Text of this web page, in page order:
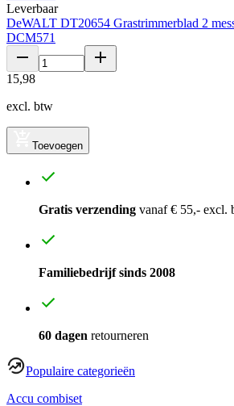
Leverbaar
DeWALT DT20654 Grastrimmerblad 2
DCM571
15,98
excl. btw
Toevoegen
Gratis verzending vanaf € 55,- excl.
Familiebedrijf sinds 2008
60 dagen retourneren
Populaire categorieën
Accu combiset